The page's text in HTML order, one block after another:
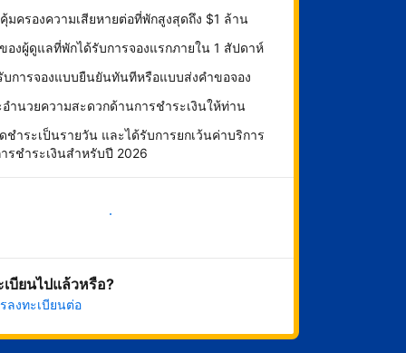
มครองความเสียหายต่อที่พักสูงสุดถึง $1 ล้าน
องผู้ดูแลที่พักได้รับการจองแรกภายใน 1 สัปดาห์
บการจองแบบยืนยันทันทีหรือแบบส่งคำขอจอง
อำนวยความสะดวกด้านการชำระเงินให้ท่าน
ชำระเป็นรายวัน และได้รับการยกเว้นค่าบริการ
รชำระเงินสำหรับปี 2026
เริ่มดำเนินการเลย
เบียนไปแล้วหรือ?
ลงทะเบียนต่อ